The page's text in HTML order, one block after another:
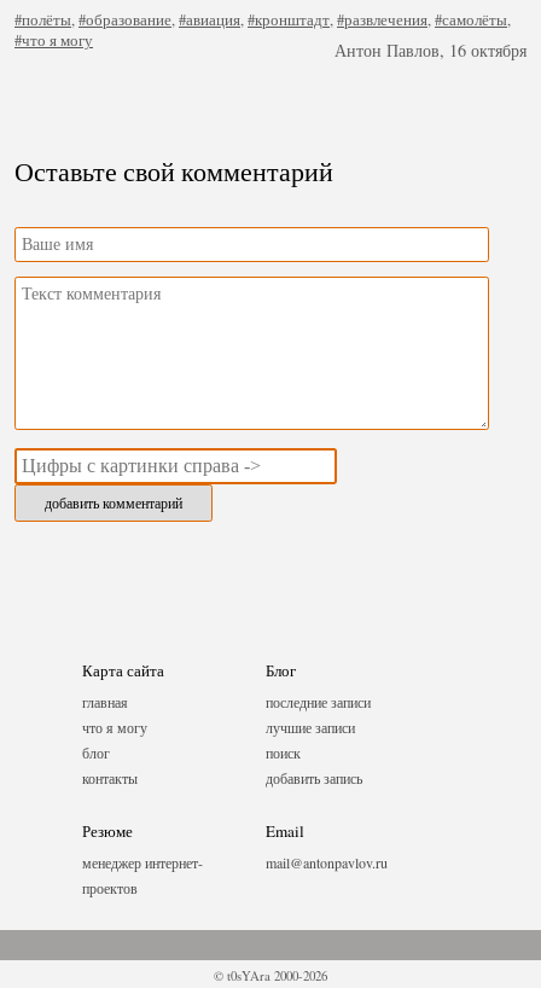
#полёты,#образование,#авиация,#кронштадт,#развлечения,#самолёты,
#что я могу
Антон Павлов, 16 октября
Оставьте свой комментарий
Карта сайта
главная
что я могу
блог
контакты
Блог
последние записи
лучшие записи
поиск
добавить запись
Резюме
менеджер интернет-
проектов
Email
mail@antonpavlov.ru
© t0sYAra 2000-2026